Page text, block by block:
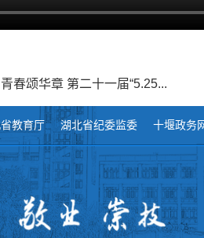
春颂华章 第二十一届“5.25...
教育厅 湖北省纪委监委 十堰政务